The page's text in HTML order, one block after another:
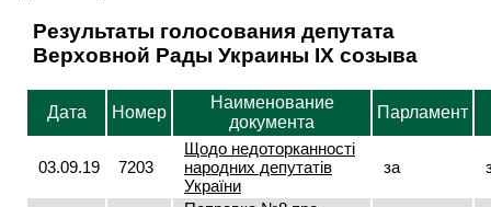
Результаты голосования депутата
Верховной Рады Украины IX созыва
Дата Номер
Наименование
документа
Парламент
03.09.19 7203
Щодо недоторканності
народних депутатів
України
за